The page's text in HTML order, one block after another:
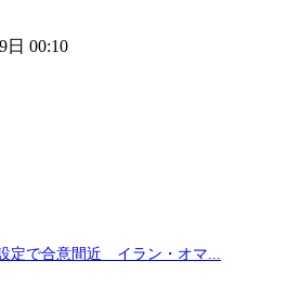
日 00:10
定で合意間近 イラン・オマ...